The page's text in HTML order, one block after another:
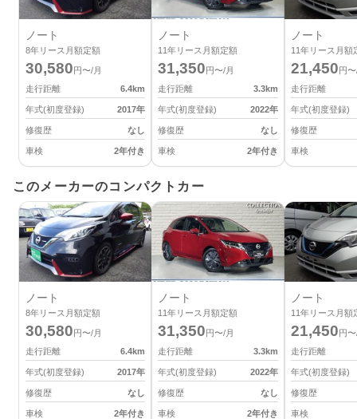
ノート
8年リース月額定額
30,580円〜/月
走行距離
6.4km
年式(初度登録) 2017年
修復歴 なし
車検 2年付き
ノート
11年リース月額定額
31,350円〜/月
走行距離
3.3km
年式(初度登録) 2022年
修復歴 なし
車検 2年付き
ノート
11年リース月額
21,450円
走行距離
年式(初度登録)
修復歴
車検
このメーカーのコンパクトカー
ノート
8年リース月額定額
30,580円〜/月
走行距離
6.4km
年式(初度登録) 2017年
修復歴 なし
車検 2年付き
ノート
11年リース月額定額
31,350円〜/月
走行距離
3.3km
年式(初度登録) 2022年
修復歴 なし
車検 2年付き
ノート
11年リース月額
21,450円
走行距離
年式(初度登録)
修復歴
車検